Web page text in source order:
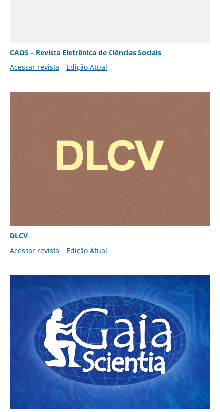
CAOS – Revista Eletrônica de Ciências Sociais
Acessar revista
Edição Atual
DLCV
Acessar revista
Edição Atual